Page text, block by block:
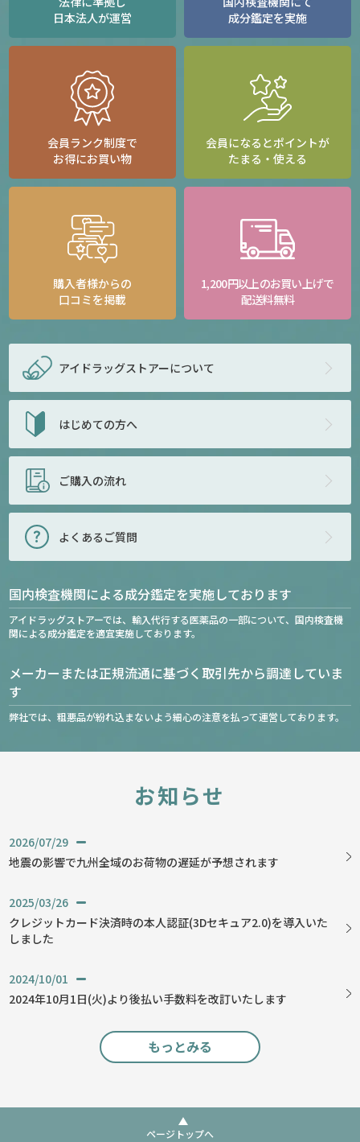
日本法人が運営
成分鑑定を実施
会員ランク制度で
お得にお買い物
会員になるとポイントが
たまる・使える
購入者様からの
口コミを掲載
1,200円以上のお買い上げで
配送料無料
アイドラッグストアーについて
はじめての方へ
ご購入の流れ
よくあるご質問
国内検査機関による成分鑑定を実施しております
アイドラッグストアーでは、輸入代行する医薬品の一部について、国内検査機
関による成分鑑定を適宜実施しております。
メーカーまたは正規流通に基づく取引先から調達していま
す
弊社では、粗悪品が紛れ込まないよう細心の注意を払って運営しております。
お知らせ
2026/07/29
地震の影響で九州全域のお荷物の遅延が予想されます
2025/03/26
クレジットカード決済時の本人認証(3Dセキュア2.0)を導入いた
しました
2024/10/01
2024年10月1日(火)より後払い手数料を改訂いたします
もっとみる
ページトップへ